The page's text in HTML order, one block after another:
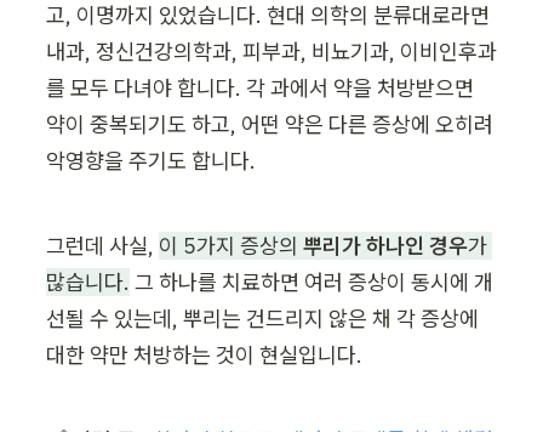
고, 이명까지 있었습니다. 현대 의학의 분류대로라면
내과, 정신건강의학과, 피부과, 비뇨기과, 이비인후과
를 모두 다녀야 합니다. 각 과에서 약을 처방받으면
약이 중복되기도 하고, 어떤 약은 다른 증상에 오히려
악영향을 주기도 합니다.
그런데 사실, 이 5가지 증상의 뿌리가 하나인 경우가
많습니다. 그 하나를 치료하면 여러 증상이 동시에 개
선될 수 있는데, 뿌리는 건드리지 않은 채 각 증상에
대한 약만 처방하는 것이 현실입니다.